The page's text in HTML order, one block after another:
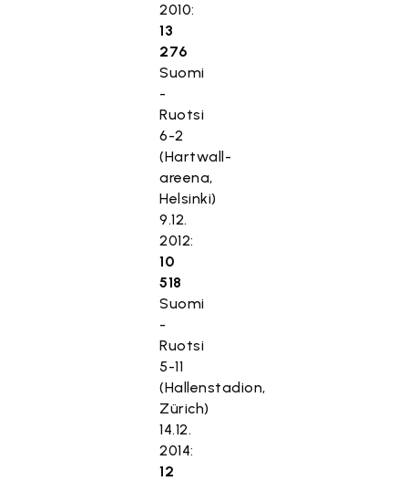
2010:
13
276
Suomi
-
Ruotsi
6-2
(Hartwall-
areena,
Helsinki)
9.12.
2012:
10
518
Suomi
-
Ruotsi
5-11
(Hallenstadion,
Zürich)
14.12.
2014:
12